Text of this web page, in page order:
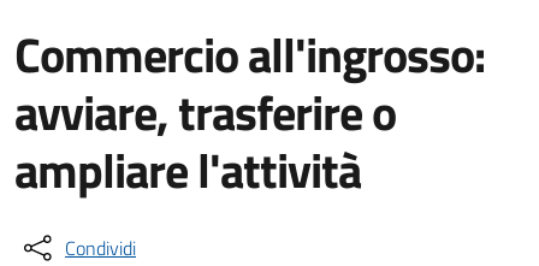
Commercio all'ingrosso:
avviare, trasferire o
ampliare l'attività
Condividi